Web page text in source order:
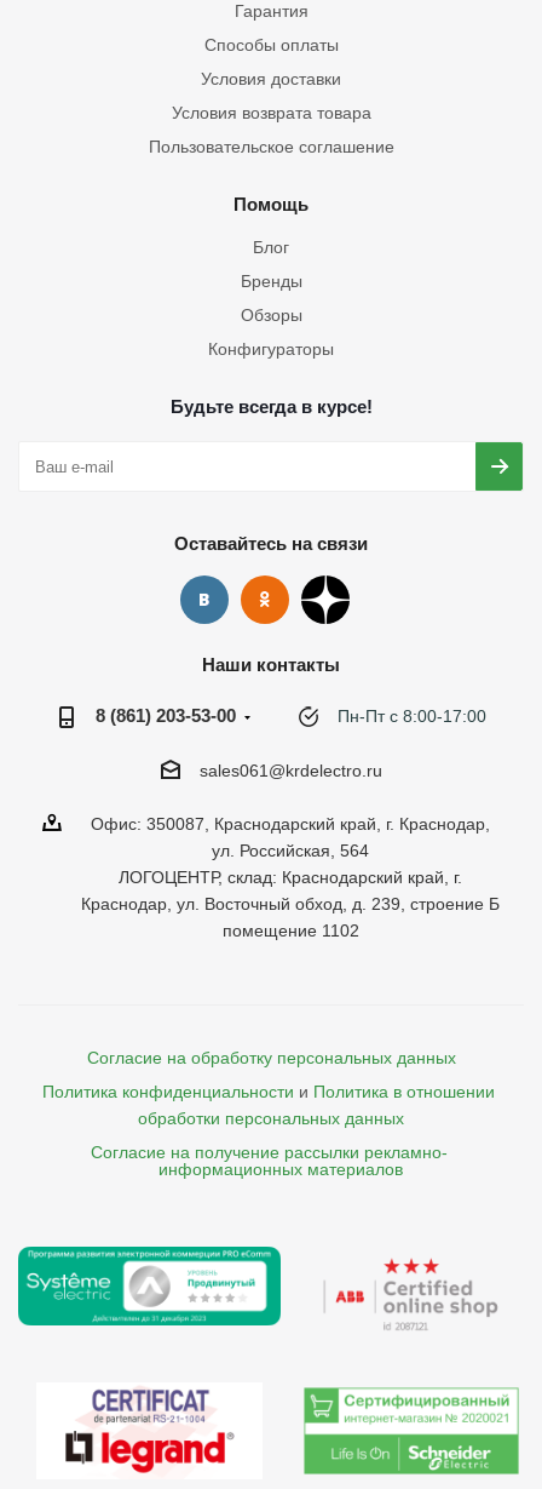
Гарантия
Способы оплаты
Условия доставки
Условия возврата товара
Пользовательское соглашение
Помощь
Блог
Бренды
Обзоры
Конфигураторы
Будьте всегда в курсе!
Оставайтесь на связи
Наши контакты
8 (861) 203-53-00 Пн-Пт с 8:00-17:00
sales061@krdelectro.ru
Офис: 350087, Краснодарский край, г. Краснодар,
ул. Российская, 564
ЛОГОЦЕНТР, склад: Краснодарский край, г.
Краснодар, ул. Восточный обход, д. 239, строение Б
помещение 1102
Согласие на обработку персональных данных
Политика конфиденциальности и Политика в отношении
обработки персональных данных
Согласие на получение рассылки рекламно-
    информационных материалов